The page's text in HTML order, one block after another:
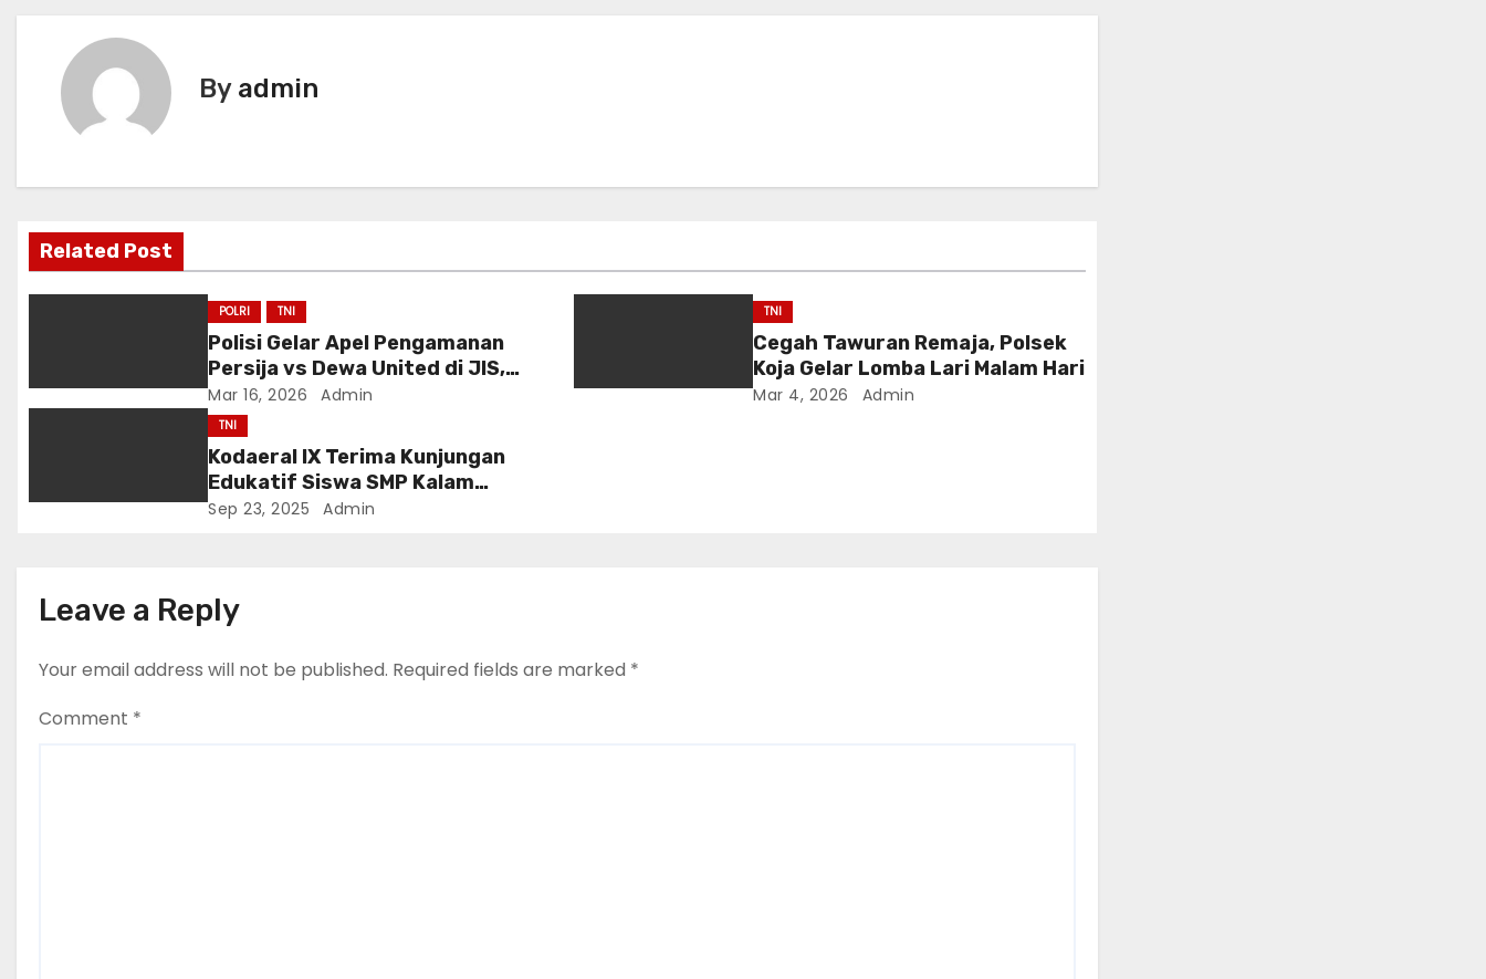
v
i
t
o
By admin
Related Post
POLRI TNI
Polisi Gelar Apel Pengamanan
Persija vs Dewa United di JIS,
985 Personel Dikerahkan
Mar 16, 2026 Admin
TNI
Cegah Tawuran Remaja, Polsek
Koja Gelar Lomba Lari Malam Hari
Mar 4, 2026 Admin
TNI
Kodaeral IX Terima Kunjungan
Edukatif Siswa SMP Kalam
Kudus Ambon
Sep 23, 2025 Admin
Leave a Reply
Your email address will not be published. Required fields are marked *
Comment *